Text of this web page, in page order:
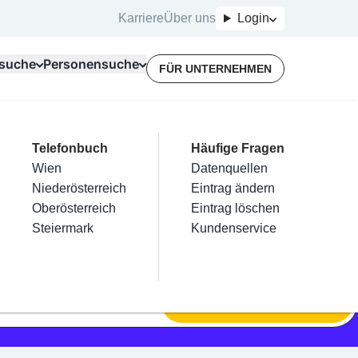
KarriereÜber uns Login
Kategorien
Friseur
Nägel
Haarentfernung
Make-Up
Für Unternehmer
Terminbuchung
Kostenlose Beratung
Top Branchen
Elektriker
Installateure
Maler & Lackierer
Branchen A-Z
Mein Firmeneintrag
Eintrag hinzufügen
Eintrag beanspruchen
Eintrag verwalten
Eintrag bewerben
Personensuche
Telefonbuch
Wien
Niederösterreich
Oberösterreich
Steiermark
Häufige Fragen
Datenquellen
Eintrag ändern
Eintrag löschen
Kundenservice
FÜR UNTERNEHMEN